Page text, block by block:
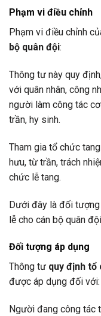
Phạm vi điều chỉnh
Phạm vi điều chỉnh
bộ quân đội:
Thông tư này quy
với quân nhân, công
người làm công tác
trần, hy sinh.
Tham gia tổ chức
hưu, từ trần, trách
chức lễ tang.
Dưới đây là đối
lễ cho cán bộ quân
Đối tượng áp dụng
Thông tư quy định tổ
được áp dụng đối với:
Người đang công tác